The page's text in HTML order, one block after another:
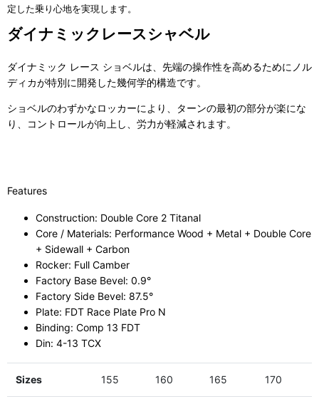
定した乗り心地を実現します。
ダイナミックレースシャベル
ダイナミック レース ショベルは、先端の操作性を高めるためにノル
ディカが特別に開発した幾何学的構造です。
ショベルのわずかなロッカーにより、ターンの最初の部分が楽にな
り、コントロールが向上し、労力が軽減されます。
Features
Construction: Double Core 2 Titanal
Core / Materials: Performance Wood + Metal + Double Core
+ Sidewall + Carbon
Rocker: Full Camber
Factory Base Bevel: 0.9°
Factory Side Bevel: 87.5°
Plate: FDT Race Plate Pro N
Binding: Comp 13 FDT
Din: 4-13 TCX
Sizes 155 160 165 170